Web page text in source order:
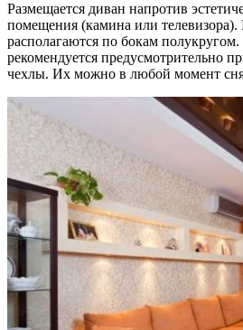
Размещается диван напротив
помещения (камина или телевизора).
располагаются по бокам
рекомендуется предусмотрительно
чехлы. Их можно в любой момент